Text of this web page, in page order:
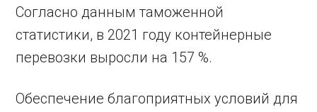
Согласно данным таможенной
статистики, в 2021 году контейнерные
перевозки выросли на 157 %.
Обеспечение благоприятных условий для